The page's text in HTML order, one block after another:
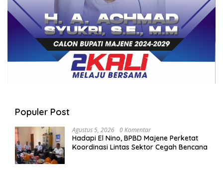
Populer Post
Agustus 5, 2026 0 Komentar
Hadapi El Nino, BPBD Majene Perketat
Koordinasi Lintas Sektor Cegah Bencana